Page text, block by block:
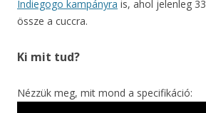
Indiegogo kampányra is, ahol jelenleg
össze a cuccra.
Ki mit tud?
Nézzük meg, mit mond a specifikáció: